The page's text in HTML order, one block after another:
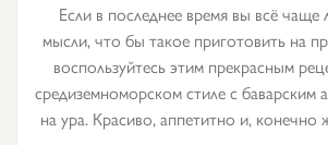
Если в последнее время вы всё чаще
мысли, что бы такое приготовить на
воспользуйтесь этим прекрасным
средиземноморском стиле с баварским
на ура. Красиво, аппетитно и, конечно